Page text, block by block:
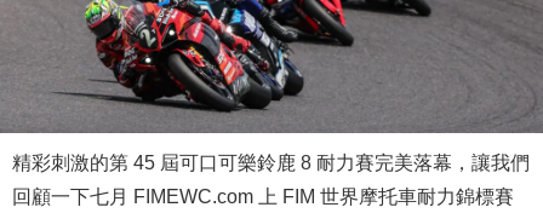
精彩刺激的第 45 屆可口可樂鈴鹿 8 耐力賽完美落幕，讓我們
回顧一下七月 FIMEWC.com 上 FIM 世界摩托車耐力錦標賽